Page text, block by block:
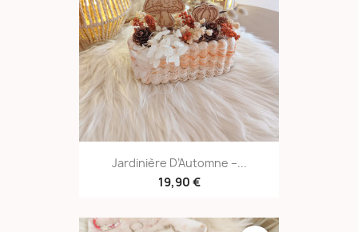
Jardinière D’Automne –...
19,90 €